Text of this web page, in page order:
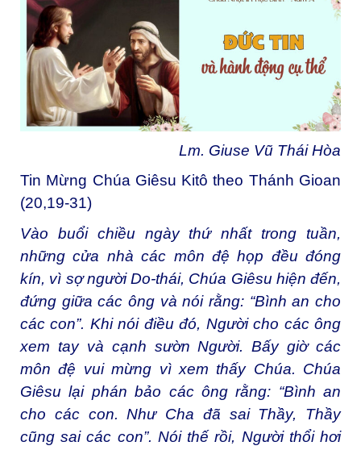
Lm. Giuse Vũ Thái Hòa
Tin Mừng Chúa Giêsu Kitô theo Thánh Gioan
(20,19-31)
Vào buổi chiều ngày thứ nhất trong tuần,
những cửa nhà các môn đệ họp đều đóng
kín, vì sợ người Do-thái, Chúa Giêsu hiện đến,
đứng giữa các ông và nói rằng: “Bình an cho
các con”. Khi nói điều đó, Người cho các ông
xem tay và cạnh sườn Người. Bấy giờ các
môn đệ vui mừng vì xem thấy Chúa. Chúa
Giêsu lại phán bảo các ông rằng: “Bình an
cho các con. Như Cha đã sai Thầy, Thầy
cũng sai các con”. Nói thế rồi, Người thổi hơi